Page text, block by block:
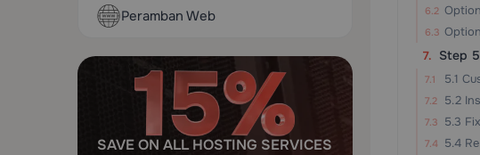
Peramban Web
SAVE ON ALL HOSTING SERVICES
Step
5.1
5.2
5.3
5.4